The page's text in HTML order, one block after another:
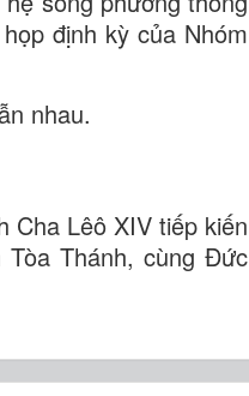
định kỳ của Nhóm
nhau.
Cha Lêô XIV tiếp kiến
Thánh, cùng Đức